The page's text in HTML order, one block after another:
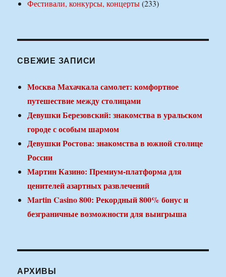
Фестивали, конкурсы, концерты(233)
СВЕЖИЕ ЗАПИСИ
Москва Махачкала самолет: комфортное
путешествие между столицами
Девушки Березовский: знакомства в уральском
городе с особым шармом
Девушки Ростова: знакомства в южной столице
России
Мартин Казино: Премиум-платформа для
ценителей азартных развлечений
Martin Casino 800: Рекордный 800% бонус и
безграничные возможности для выигрыша
АРХИВЫ